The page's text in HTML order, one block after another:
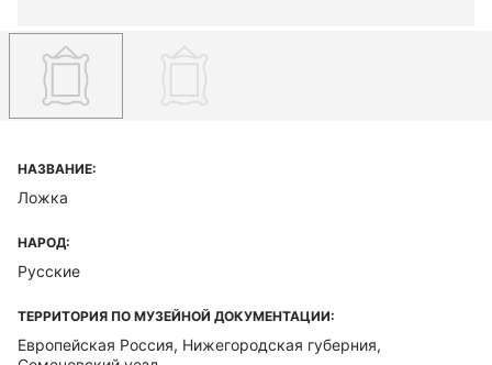
НАЗВАНИЕ:
Ложка
НАРОД:
Русские
ТЕРРИТОРИЯ ПО МУЗЕЙНОЙ ДОКУМЕНТАЦИИ:
Европейская Россия, Нижегородская губерния,